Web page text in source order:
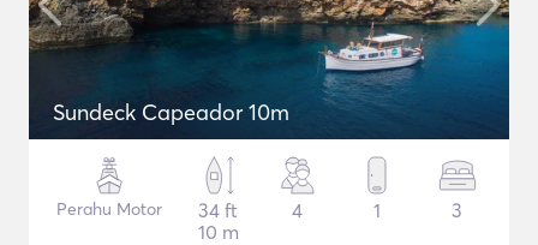
Sundeck Capeador 10m
Perahu Motor
34 ft
10 m
4 1 3